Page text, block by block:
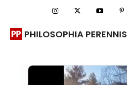
PHILOSOPHIA PERENNIS